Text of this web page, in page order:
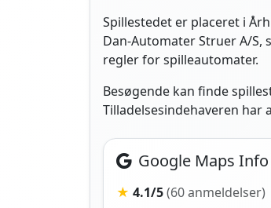
Spillestedet er placeret i
Dan-Automater Struer A/
regler for spilleautomater.
Besøgende kan finde
Tilladelsesindehaveren har
Google Maps Info
★ 4.1/5(60 anmeldelser)